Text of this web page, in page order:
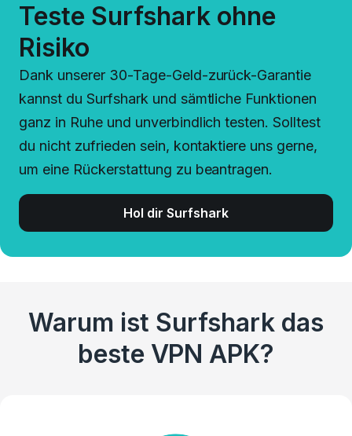
Teste Surfshark ohne
Risiko
Dank unserer 30-Tage-Geld-zurück-Garantie
kannst du Surfshark und sämtliche Funktionen
ganz in Ruhe und unverbindlich testen. Solltest
du nicht zufrieden sein, kontaktiere uns gerne,
um eine Rückerstattung zu beantragen.
Hol dir Surfshark
Warum ist Surfshark das
beste VPN APK?